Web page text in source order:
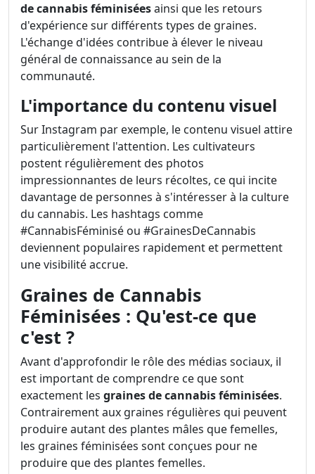
de cannabis féminiséesainsi que les retours
d'expérience sur différents types de graines.
L'échange d'idées contribue à élever le niveau
général de connaissance au sein de la
communauté.
L'importance du contenu visuel
Sur Instagram par exemple, le contenu visuel attire
particulièrement l'attention. Les cultivateurs
postent régulièrement des photos
impressionnantes de leurs récoltes, ce qui incite
davantage de personnes à s'intéresser à la culture
du cannabis. Les hashtags comme
#CannabisFéminisé ou #GrainesDeCannabis
deviennent populaires rapidement et permettent
une visibilité accrue.
Graines de Cannabis
Féminisées : Qu'est-ce que
c'est ?
Avant d'approfondir le rôle des médias sociaux, il
est important de comprendre ce que sont
exactement les graines de cannabis féminisées.
Contrairement aux graines régulières qui peuvent
produire autant des plantes mâles que femelles,
les graines féminisées sont conçues pour ne
produire que des plantes femelles.